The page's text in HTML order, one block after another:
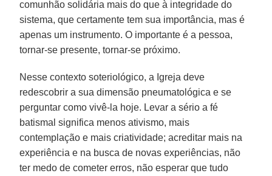
comunhão solidária mais do que à integridade do
sistema, que certamente tem sua importância, mas é
apenas um instrumento. O importante é a pessoa,
tornar-se presente, tornar-se próximo.
Nesse contexto soteriológico, a Igreja deve
redescobrir a sua dimensão pneumatológica e se
perguntar como vivê-la hoje. Levar a sério a fé
batismal significa menos ativismo, mais
contemplação e mais criatividade; acreditar mais na
experiência e na busca de novas experiências, não
ter medo de cometer erros, não esperar que tudo